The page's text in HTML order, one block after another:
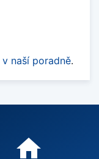
v naší poradně.
home